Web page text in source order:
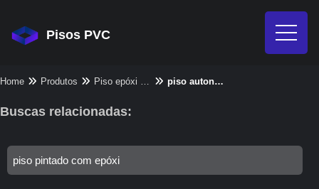
Pisos PVC
Home Produtos Piso epóxi - Categoria piso autonivelante para cozinha
Buscas relacionadas:
piso pintado com epóxi